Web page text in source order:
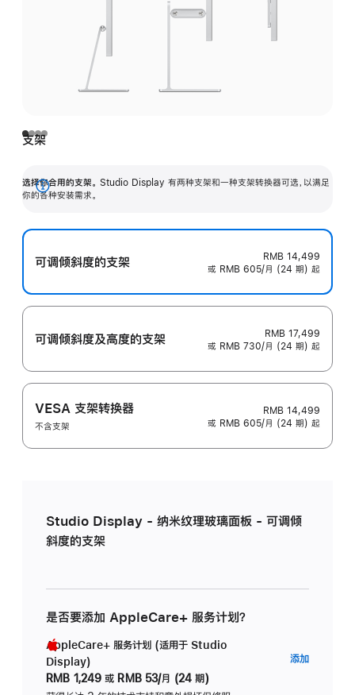
支架
选择你合用的支架。 Studio Display 有两种支架和一种支架转换器可选，以满足
你的各种安装需求。
展
可调倾斜度的支架
RMB 14,499
或 RMB 605/月 (24 期) 起
可调倾斜度及高‍度的支‍架
RMB 17,499
或 RMB 730/月 (24 期) 起
VESA 支架转换器
不含支架
RMB 14,499
或 RMB 605/月 (24 期) 起
Studio Display - 纳米纹理玻璃面板 - 可调倾
斜度的支架
是否要添加 AppleCare+ 服务计划？
AppleCare+ 服务计划 (适用于 Studio
Display)
RMB 1,249 或 RMB 53/月 (24 期)
添加